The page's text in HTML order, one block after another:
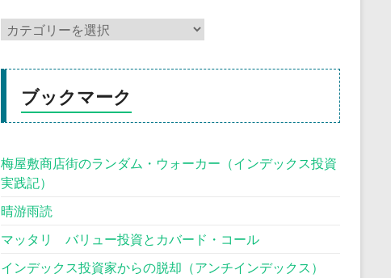
ブックマーク
梅屋敷商店街のランダム・ウォーカー（インデックス投資
実践記）
晴游雨読
マッタリ バリュー投資とカバード・コール
インデックス投資家からの脱却（アンチインデックス）